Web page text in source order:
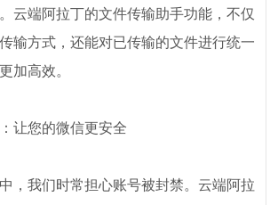
云端阿拉丁的文件传输助手功能，不仅
输方式，还能对已传输的文件进行统一
加高效。
让您的微信更安全
，我们时常担心账号被封禁。云端阿拉